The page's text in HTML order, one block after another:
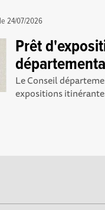
24/07/2026
Prêt
Le Conseil
expositions